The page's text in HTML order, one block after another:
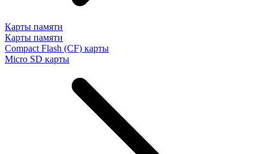
Карты памяти
Карты памяти
Compact Flash (CF) карты
Micro SD карты